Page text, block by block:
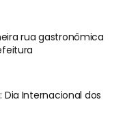
rua gastronômica
Internacional dos